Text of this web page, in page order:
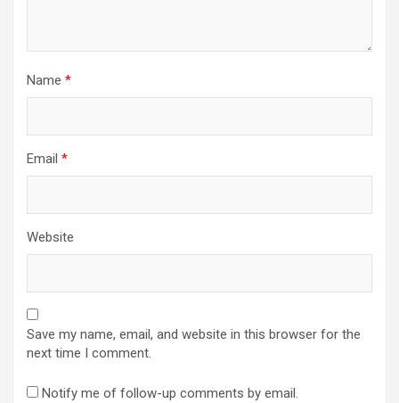
Name *
Email *
Website
Save my name, email, and website in this browser for the
next time I comment.
Notify me of follow-up comments by email.